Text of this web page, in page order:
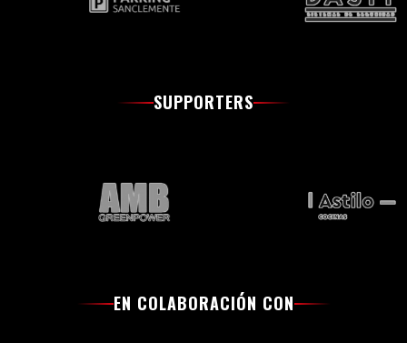
SUPPORTERS
EN COLABORACIÓN CON